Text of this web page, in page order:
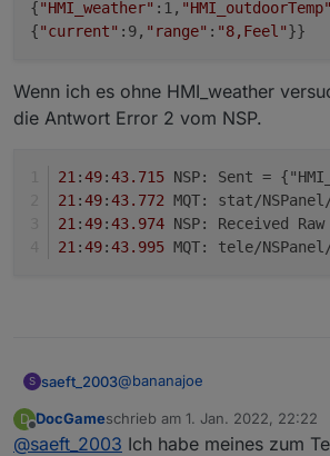
    <value name="ARG1">
<shadow
    </value>
  </block>
* @param {string}
* @param {string}
*/
Export:
<mutation
<field
<field name="LOG"></
<field
    <value name="ARG0">
<field
    </value>
    <value name="ARG1">
<shadow
{"HMI_weather" :1, "HMI_outdoorTemp"
{"current" :9, "range" : "8,Feel"}}
Wenn ich es ohne HMI_weather
die Antwort Error 2 vom NSP.
21:49:43.715 NSP: Sent =
21:49:43.772 MQT: stat/
21:49:43.974 NSP: Received
21:49:43.995 MQT: tele/
S saeft_2003@bananajoe
Ich habe noch einen weg
z.b.
D
Offline
DocGameschrieb am 1. Jan. 2022, 22:22
zuletzt editiert von
@saeft_2003 Ich habe meines zum